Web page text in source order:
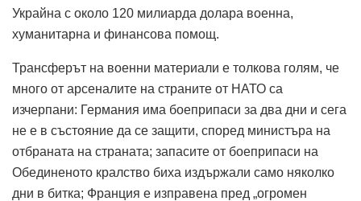
Украйна с около 120 милиарда долара военна,
хуманитарна и финансова помощ.
Трансферът на военни материали е толкова голям, че
много от арсеналите на страните от НАТО са
изчерпани: Германия има боеприпаси за два дни и сега
не е в състояние да се защити, според министъра на
отбраната на страната; запасите от боеприпаси на
Обединеното кралство биха издържали само няколко
дни в битка; Франция е изправена пред „огромен